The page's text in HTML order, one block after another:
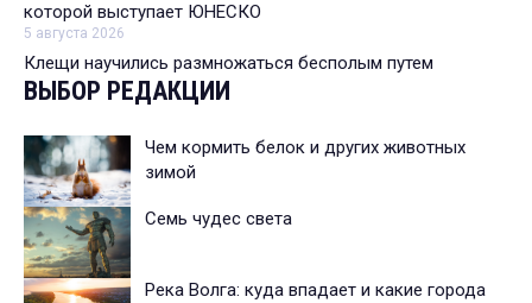
которой выступает ЮНЕСКО
5 августа 2026
Клещи научились размножаться бесполым путем
ВЫБОР РЕДАКЦИИ
Чем кормить белок и других животных
зимой
Семь чудес света
Река Волга: куда впадает и какие города